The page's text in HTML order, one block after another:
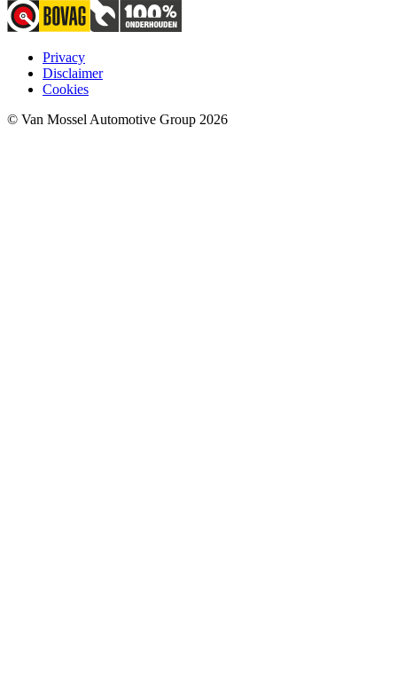
Privacy
Disclaimer
Cookies
© Van Mossel Automotive Group 2026